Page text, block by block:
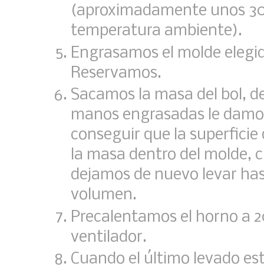
(aproximadamente unos
temperatura ambiente).
Engrasamos el molde
Reservamos.
Sacamos la masa del bol,
manos engrasadas le
conseguir que la
la masa dentro del molde,
dejamos de nuevo levar
volumen.
Precalentamos el horno a
ventilador.
Cuando el último levado